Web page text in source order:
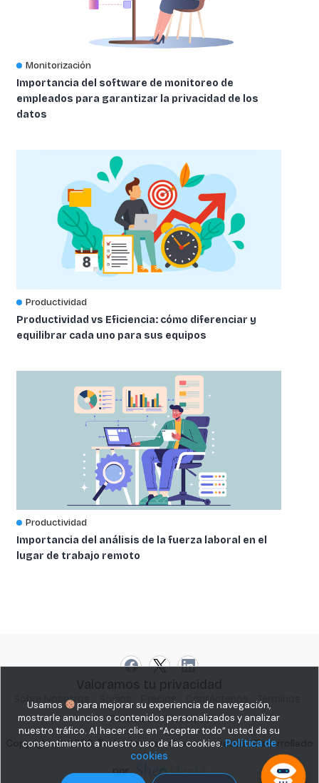
Monitorización
Importancia del software de monitoreo de
empleados para garantizar la privacidad de los
datos
Productividad
Productividad vs Eficiencia: cómo diferenciar y
equilibrar cada uno para sus equipos
Productividad
Importancia del análisis de la fuerza laboral en el
lugar de trabajo remoto
Sobre Nosotros Socios Precios Contáctenos
Términos
Política de Privacidad
Copyright © 2026. Todos los derechos reservados.| Desarrollado
por
Valoramos tu privacidad
Usamos
para mejorar su experiencia de navegación,
mostrarle anuncios o contenidos personalizados y analizar
nuestro tráfico. Al hacer clic en “Aceptar todo” usted da su
consentimiento a nuestro uso de las cookies. Política de
cookies